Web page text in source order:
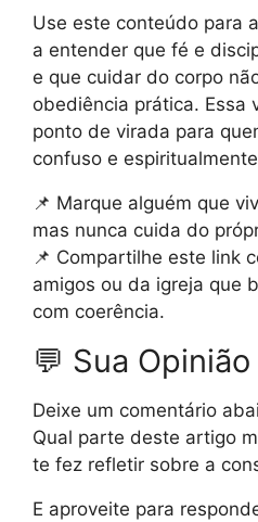
Use este conteúdo para
a entender que fé e
e que cuidar do corpo
obediência prática. Essa
ponto de virada para
confuso e
📌 Marque alguém que
mas nunca cuida do
📌 Compartilhe este link
amigos ou da igreja que
com coerência.
💬 Sua
Deixe um comentário
Qual parte deste artigo
te fez refletir sobre a
E aproveite para